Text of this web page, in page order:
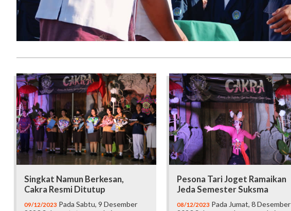
Singkat Namun Berkesan,
Cakra Resmi Ditutup
09/12/2023 Pada Sabtu, 9 Desember
Pesona Tari Joget Ramaikan
Jeda Semester Suksma
08/12/2023 Pada Jumat, 8 Desember